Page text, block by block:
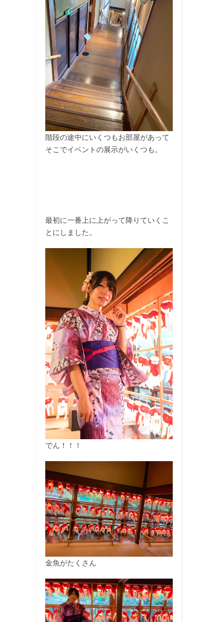
階段の途中にいくつもお部屋があって
そこでイベントの展示がいくつも。
最初に一番上に上がって降りていくこ
とにしました。
でん！！！
金魚がたくさん